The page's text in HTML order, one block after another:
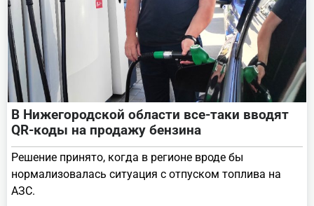
В Нижегородской области все-таки вводят
QR-коды на продажу бензина
Решение принято, когда в регионе вроде бы
нормализовалась ситуация с отпуском топлива на
АЗС.